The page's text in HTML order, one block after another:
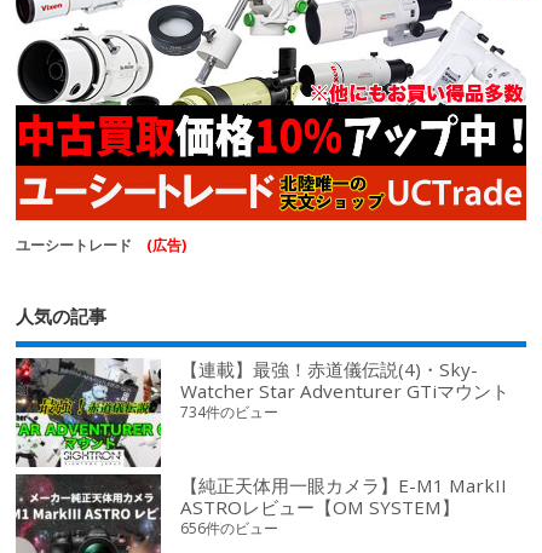
ユーシートレード (広告)
人気の記事
【連載】最強！赤道儀伝説(4)・Sky-
Watcher Star Adventurer GTiマウント
734件のビュー
【純正天体用一眼カメラ】E-M1 MarkII
ASTROレビュー【OM SYSTEM】
656件のビュー